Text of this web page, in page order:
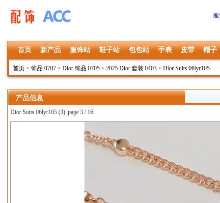
首页 新产品 服饰站 鞋子站 包包站 手表 皮带 帽子
首页 > 饰品 0707 > Dior 饰品 0705 > 2025 Dior 套装 0403 > Dior Suits 06lyr105
产品信息
Dior Suits 06lyr105 (3) page 3 / 16